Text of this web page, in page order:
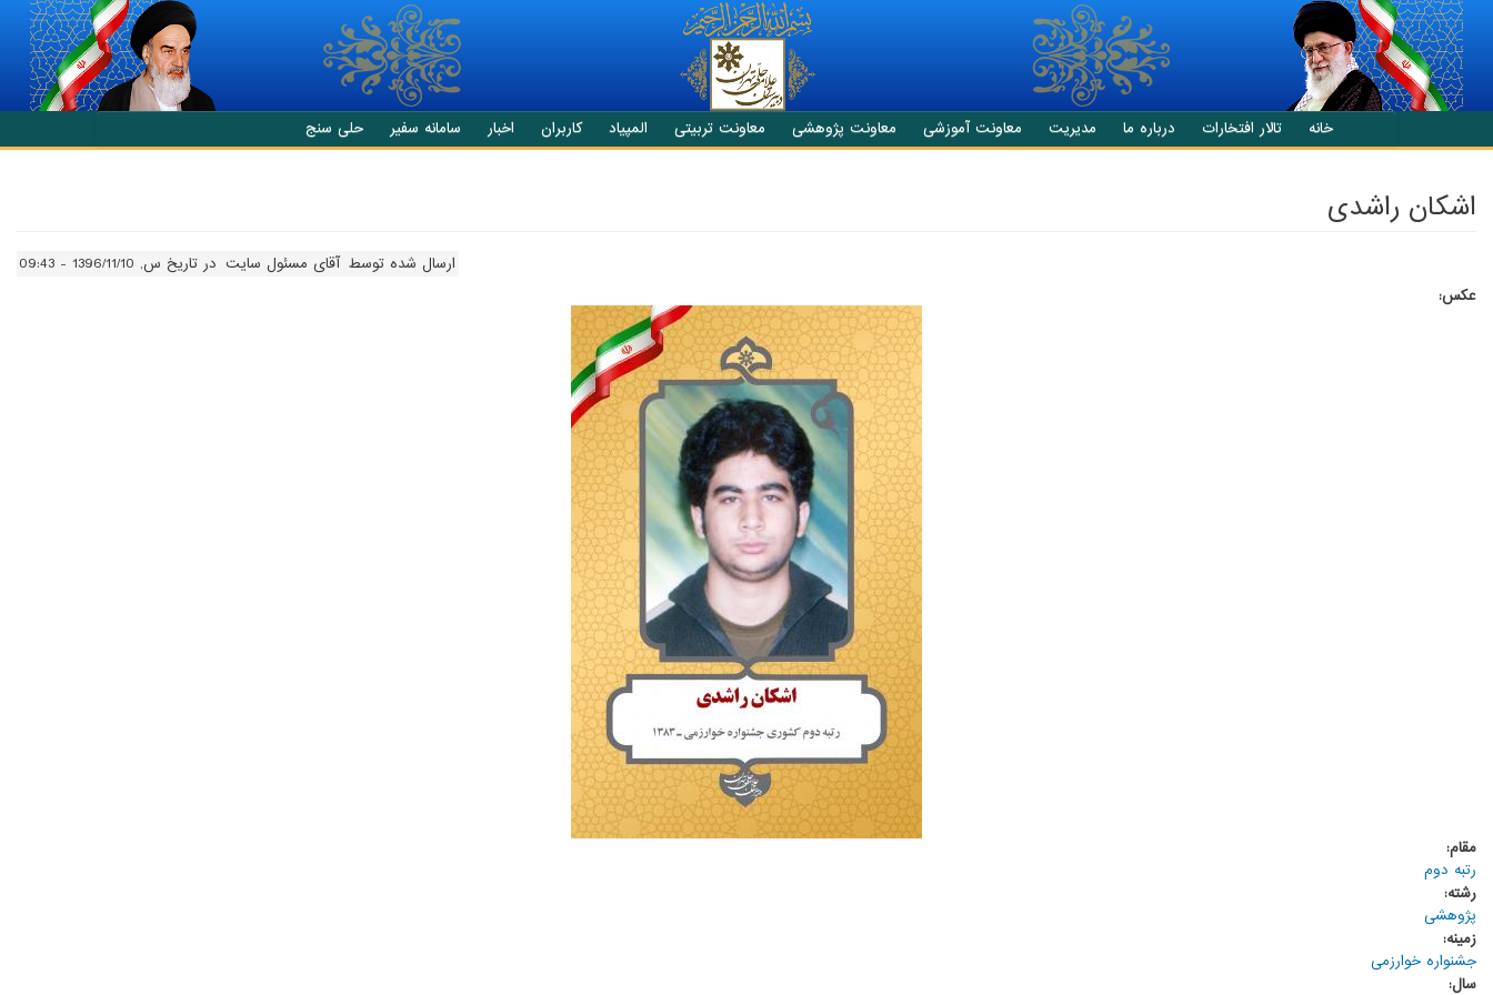
انتقال به محتوای اصلی
خانه تالار افتخارات درباره ما مدیریت معاونت آموزشی معاونت پژوهشی معاونت تربیتی المپیاد کاربران اخبار سامانه سفیر حلی سنج
اشکان راشدی
ارسال شده توسط آقای مسئول سایت در تاریخ س, 1396/11/10 - 09:43
عکس:
مقام:
رتبه دوم
رشته:
پژوهشی
زمینه:
جشنواره خوارزمی
سال: